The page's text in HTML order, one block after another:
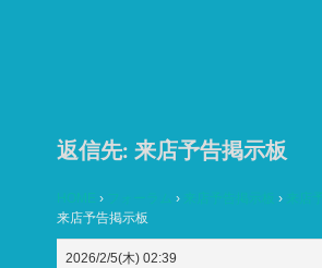
返信先: 来店予告掲示板
HOME › フォーラム › 来店予告掲示板 › 来店
来店予告掲示板
2026/2/5(木) 02:39